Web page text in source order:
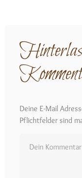
Deine E-Mail
Pflichtfelder sind